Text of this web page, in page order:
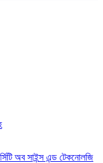
অব সাইন্স এন্ড টেকনোলজি